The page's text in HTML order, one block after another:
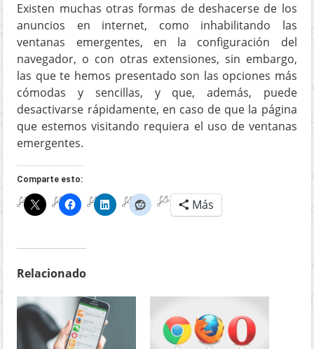
Existen muchas otras formas de deshacerse de los
anuncios en internet, como inhabilitando las
ventanas emergentes, en la configuración del
navegador, o con otras extensiones, sin embargo,
las que te hemos presentado son las opciones más
cómodas y sencillas, y que, además, puede
desactivarse rápidamente, en caso de que la página
que estemos visitando requiera el uso de ventanas
emergentes.
Comparte esto:
Más
Relacionado